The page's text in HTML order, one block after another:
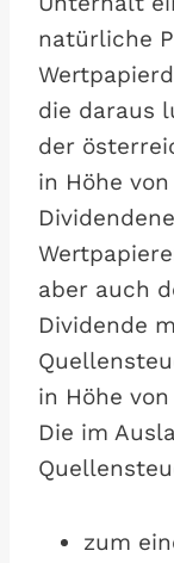
natürliche
die daraus
der
in Höhe
aber auch
Dividende
in Höhe
Die im
zum